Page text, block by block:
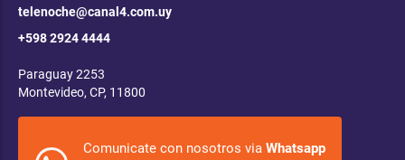
telenoche@canal4.com.uy
+598 2924 4444
Paraguay 2253
Montevideo, CP, 11800
Comunicate con nosotros via Whatsapp